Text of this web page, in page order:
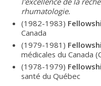
rhumatologie.
(1982-1983)
Canada
(1979-1981)
médicales du Canada
(1978-1979)
santé du Québec